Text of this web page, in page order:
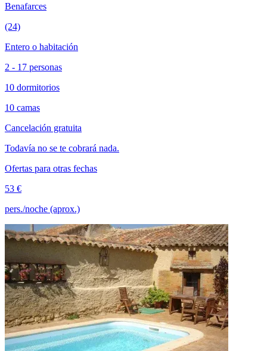
Benafarces
(24)
Entero o habitación
2 - 17 personas
10 dormitorios
10 camas
Cancelación gratuita
Todavía no se te cobrará nada.
Ofertas para otras fechas
53 €
pers./noche (aprox.)